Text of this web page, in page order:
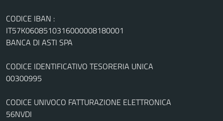
CODICE IBAN :
IT57K0608510316000008180001
BANCA DI ASTI SPA
CODICE IDENTIFICATIVO TESORERIA UNICA
00300995
CODICE UNIVOCO FATTURAZIONE ELETTRONICA
56NVDI